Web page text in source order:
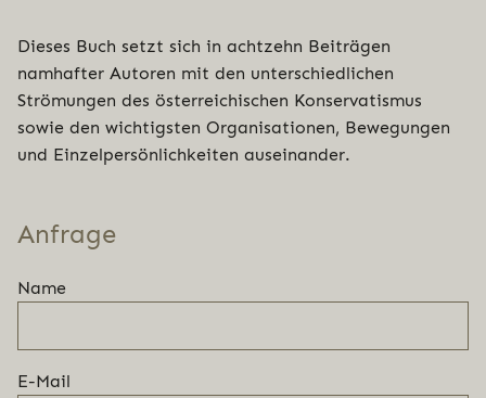
Dieses Buch setzt sich in achtzehn Beiträgen
namhafter Autoren mit den unterschiedlichen
Strömungen des österreichischen Konservatismus
sowie den wichtigsten Organisationen, Bewegungen
und Einzelpersönlichkeiten auseinander.
Anfrage
Name
E-Mail